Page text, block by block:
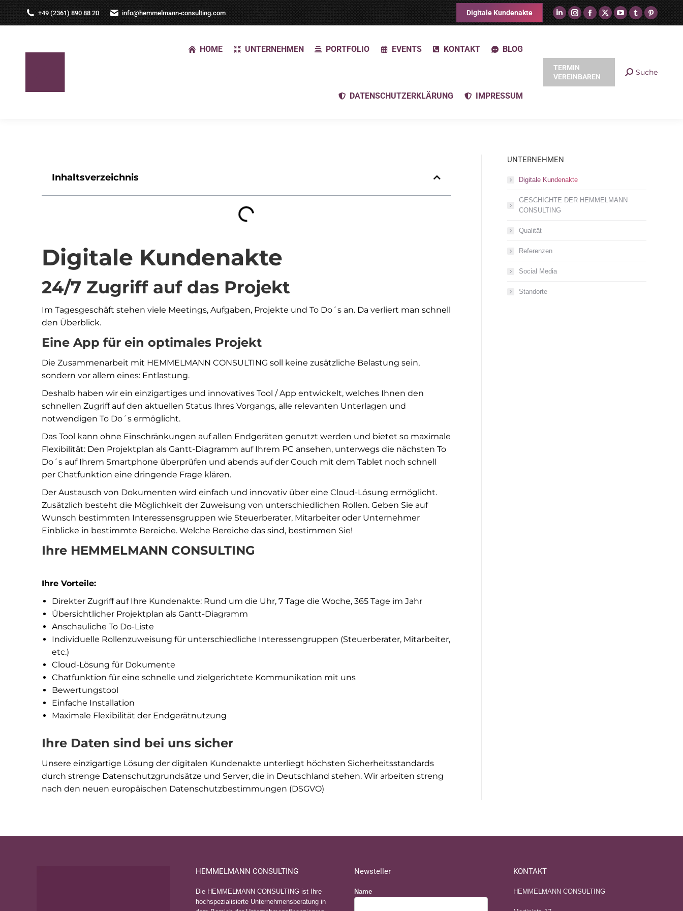
+49 (2361) 890 88 20 info@hemmelmann-consulting.com Digitale Kundenakte
HOME UNTERNEHMEN PORTFOLIO EVENTS KONTAKT BLOG
DATENSCHUTZERKLÄRUNG IMPRESSUM
TERMIN
VEREINBAREN
Suche
Inhaltsverzeichnis
Digitale Kundenakte
24/7 Zugriff auf das Projekt
Im Tagesgeschäft stehen viele Meetings, Aufgaben, Projekte und To Do´s an. Da verliert man schnell
den Überblick.
Eine App für ein optimales Projekt
Die Zusammenarbeit mit HEMMELMANN CONSULTING soll keine zusätzliche Belastung sein,
sondern vor allem eines: Entlastung.
Deshalb haben wir ein einzigartiges und innovatives Tool / App entwickelt, welches Ihnen den
schnellen Zugriff auf den aktuellen Status Ihres Vorgangs, alle relevanten Unterlagen und
notwendigen To Do´s ermöglicht.
Das Tool kann ohne Einschränkungen auf allen Endgeräten genutzt werden und bietet so maximale
Flexibilität: Den Projektplan als Gantt-Diagramm auf Ihrem PC ansehen, unterwegs die nächsten To
Do´s auf Ihrem Smartphone überprüfen und abends auf der Couch mit dem Tablet noch schnell
per Chatfunktion eine dringende Frage klären.
Der Austausch von Dokumenten wird einfach und innovativ über eine Cloud-Lösung ermöglicht.
Zusätzlich besteht die Möglichkeit der Zuweisung von unterschiedlichen Rollen. Geben Sie auf
Wunsch bestimmten Interessensgruppen wie Steuerberater, Mitarbeiter oder Unternehmer
Einblicke in bestimmte Bereiche. Welche Bereiche das sind, bestimmen Sie!
Ihre HEMMELMANN CONSULTING
Ihre Vorteile:
Direkter Zugriff auf Ihre Kundenakte: Rund um die Uhr, 7 Tage die Woche, 365 Tage im Jahr
Übersichtlicher Projektplan als Gantt-Diagramm
Anschauliche To Do-Liste
Individuelle Rollenzuweisung für unterschiedliche Interessengruppen (Steuerberater, Mitarbeiter,
etc.)
Cloud-Lösung für Dokumente
Chatfunktion für eine schnelle und zielgerichtete Kommunikation mit uns
Bewertungstool
Einfache Installation
Maximale Flexibilität der Endgerätnutzung
Ihre Daten sind bei uns sicher
Unsere einzigartige Lösung der digitalen Kundenakte unterliegt höchsten Sicherheitsstandards
durch strenge Datenschutzgrundsätze und Server, die in Deutschland stehen. Wir arbeiten streng
nach den neuen europäischen Datenschutzbestimmungen (DSGVO)
UNTERNEHMEN
Digitale Kundenakte
GESCHICHTE DER HEMMELMANN
CONSULTING
Qualität
Referenzen
Social Media
Standorte
HEMMELMANN CONSULTING
Die HEMMELMANN CONSULTING ist Ihre
hochspezialisierte Unternehmensberatung in
Newsteller
Name
KONTAKT
HEMMELMANN CONSULTING